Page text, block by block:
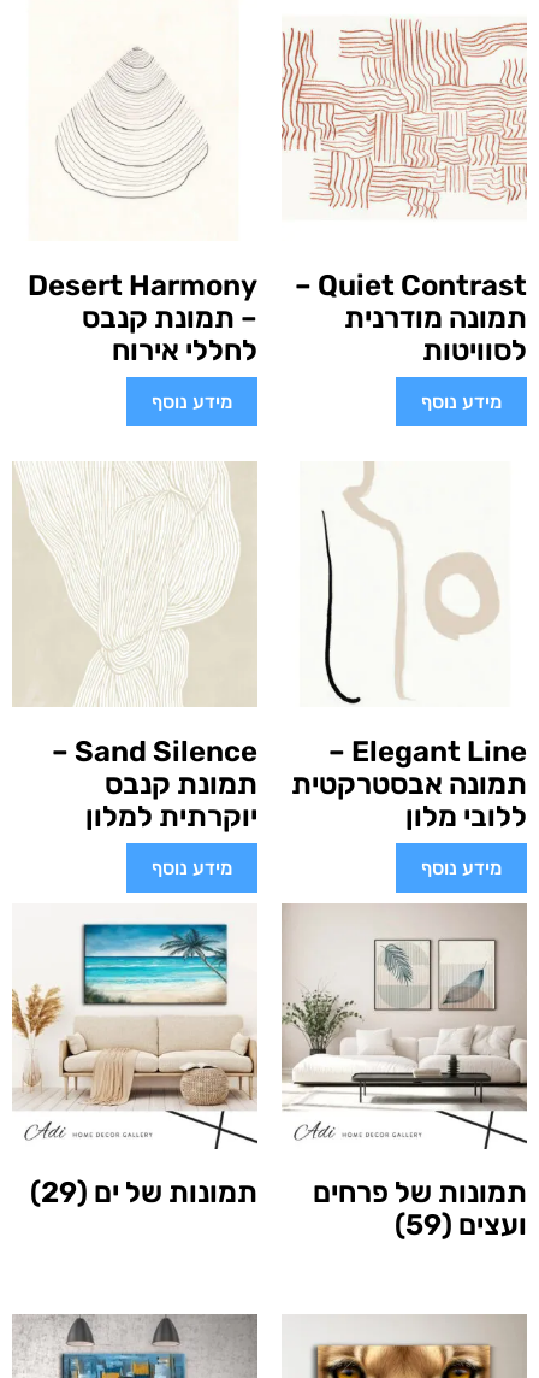
Quiet Contrast –
תמונה מודרנית
לסוויטות
מידע נוסף
Desert Harmony
– תמונת קנבס
לחללי אירוח
מידע נוסף
Elegant Line –
תמונה אבסטרקטית
ללובי מלון
מידע נוסף
Sand Silence –
תמונת קנבס
יוקרתית למלון
מידע נוסף
תמונות של פרחים
ועצים (59)
תמונות של ים (29)